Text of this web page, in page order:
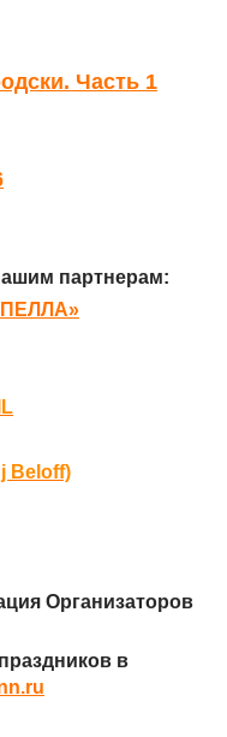
Часть 1
партнерам:
Beloff)
Организаторов
в